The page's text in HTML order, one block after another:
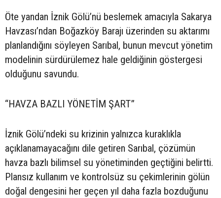
Öte yandan İznik Gölü’nü beslemek amacıyla Sakarya
Havzası’ndan Boğazköy Barajı üzerinden su aktarımı
planlandığını söyleyen Sarıbal, bunun mevcut yönetim
modelinin sürdürülemez hale geldiğinin göstergesi
olduğunu savundu.
“HAVZA BAZLI YÖNETİM ŞART”
İznik Gölü’ndeki su krizinin yalnızca kuraklıkla
açıklanamayacağını dile getiren Sarıbal, çözümün
havza bazlı bilimsel su yönetiminden geçtiğini belirtti.
Plansız kullanım ve kontrolsüz su çekimlerinin gölün
doğal dengesini her geçen yıl daha fazla bozduğunu